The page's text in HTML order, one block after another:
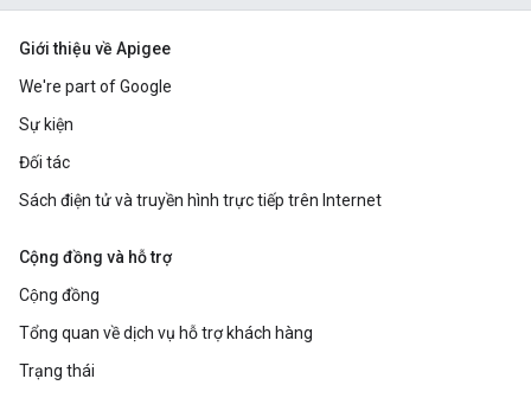
Giới thiệu về Apigee
We're part of Google
Sự kiện
Đối tác
Sách điện tử và truyền hình trực tiếp trên Internet
Cộng đồng và hỗ trợ
Cộng đồng
Tổng quan về dịch vụ hỗ trợ khách hàng
Trạng thái